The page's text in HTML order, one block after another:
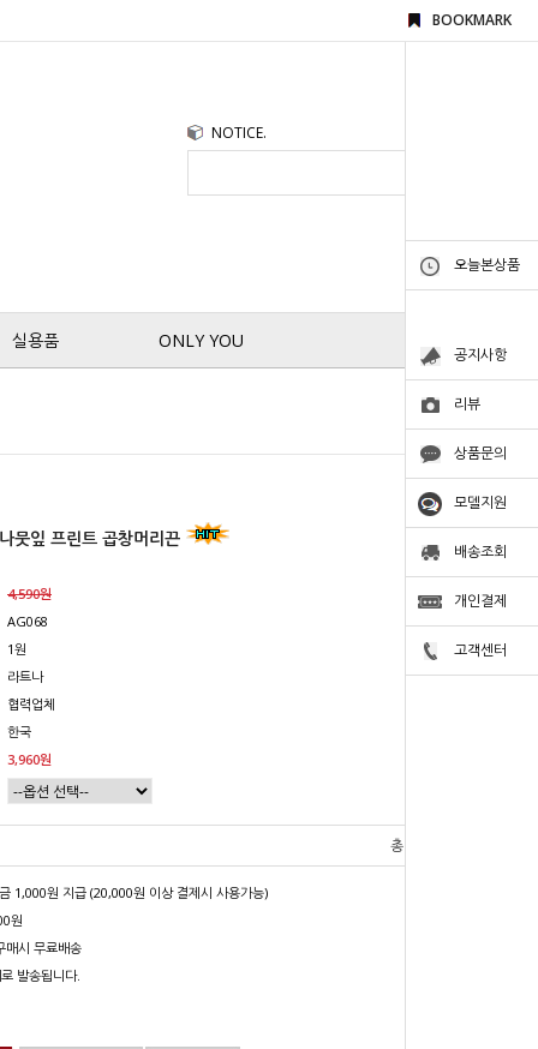
오늘본상품
공지사항
리뷰
상품문의
모델지원
배송조회
개인결제
고객센터
BOOKMARK
NOTICE.
실용품 ONLY YOU
뭇잎 프린트 곱창머리끈
4,590원
AG068
1원
라트나
협력업체
한국
3,960원
총 상품 금액
1,000원 지급 (20,000원 이상 결제시 사용가능)
원
매시 무료배송
발송됩니다.